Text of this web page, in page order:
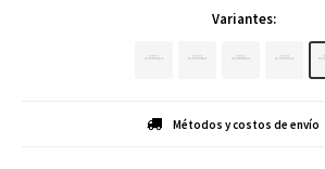
Variantes:
Métodos y costos de envío